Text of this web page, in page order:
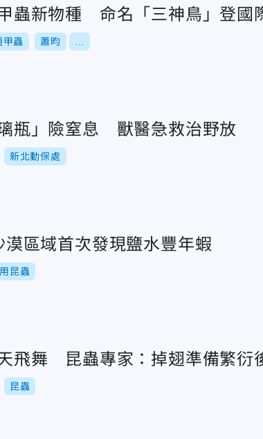
蟲新物種 命名「三神鳥」登國
甲蟲 蕭昀
瓶」險窒息 獸醫急救治野放
新北動保處
區域首次發現鹽水豐年蝦
昆蟲
飛舞 昆蟲專家：掉翅準備繁衍
昆蟲